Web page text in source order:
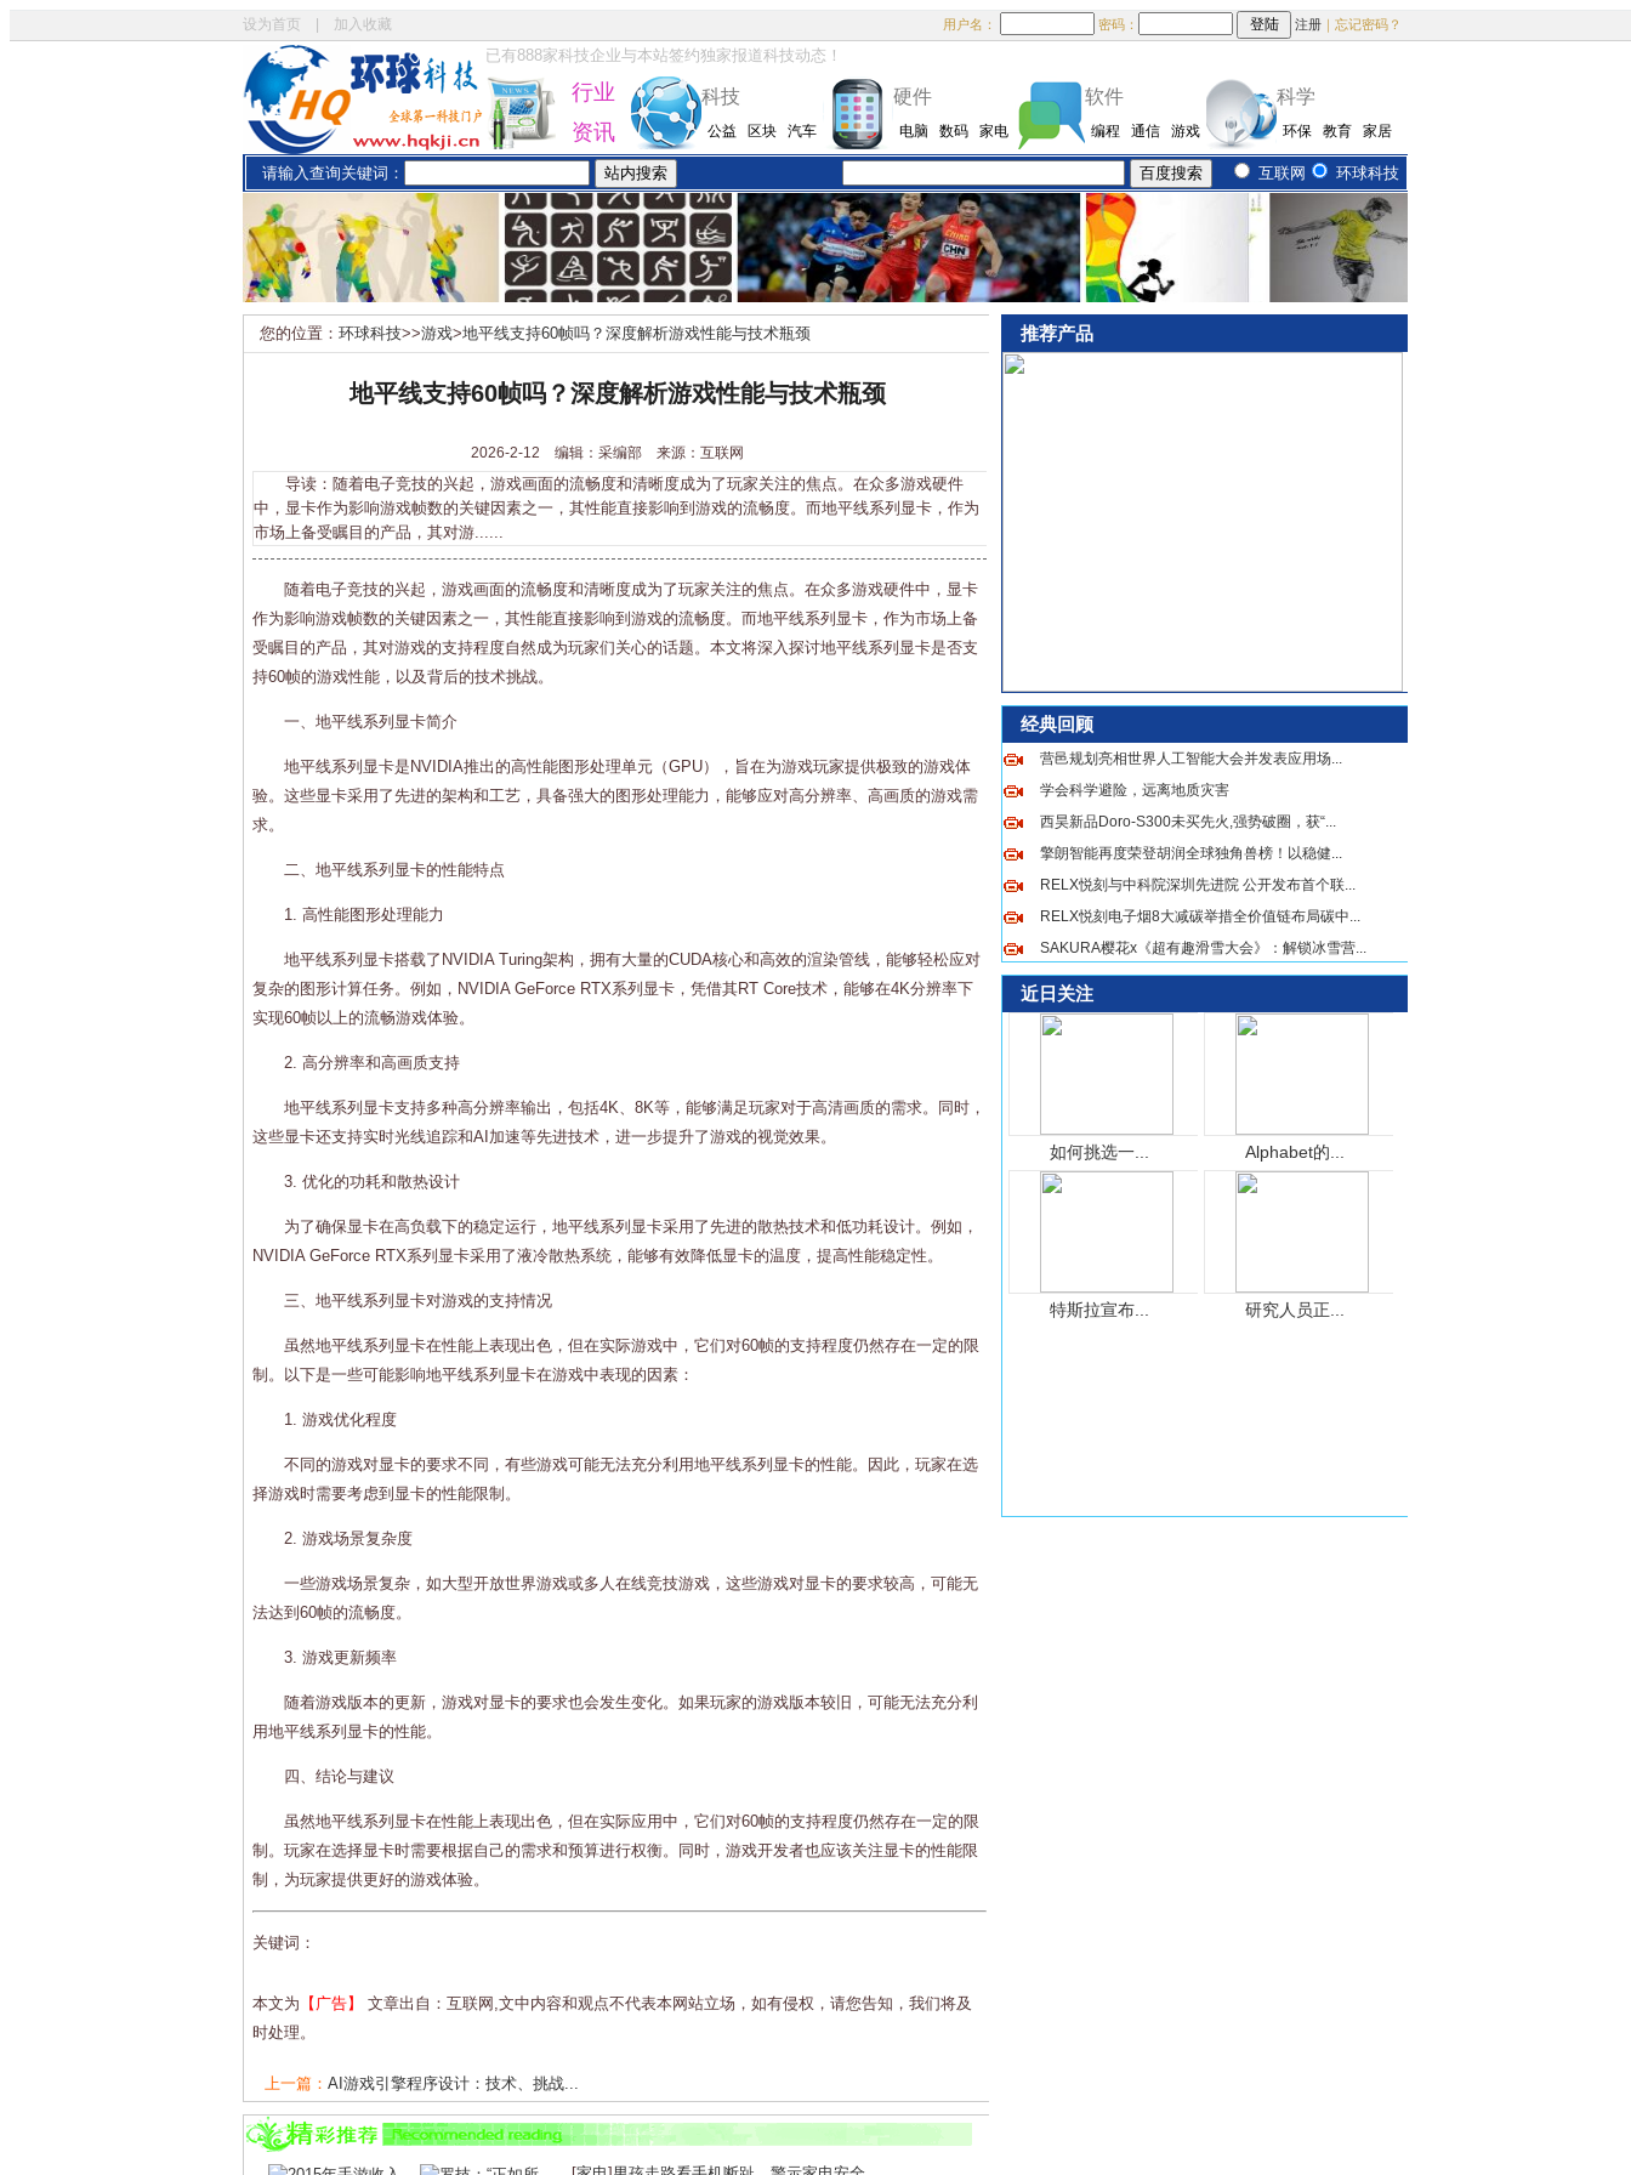
设为首页 加入收藏 用户名： 密码： 注册 ｜忘记密码？
已有888家科技企业与本站签约独家报道科技动态！
行业
资讯
科技
公益 区块 汽车
硬件
电脑 数码 家电
软件
编程 通信 游戏
科学
环保 教育 家居
请输入查询关键词： 互联网 环球科技
您的位置： 环球科技>>游戏>地平线支持60帧吗？深度解析游戏性能与技术瓶颈
地平线支持60帧吗？深度解析游戏性能与技术瓶颈
2026-2-12 编辑：采编部 来源：互联网
导读：随着电子竞技的兴起，游戏画面的流畅度和清晰度成为了玩家关注的焦点。在众多游戏硬件
中，显卡作为影响游戏帧数的关键因素之一，其性能直接影响到游戏的流畅度。而地平线系列显卡，作为
市场上备受瞩目的产品，其对游......
随着电子竞技的兴起，游戏画面的流畅度和清晰度成为了玩家关注的焦点。在众多游戏硬件中，显卡
作为影响游戏帧数的关键因素之一，其性能直接影响到游戏的流畅度。而地平线系列显卡，作为市场上备
受瞩目的产品，其对游戏的支持程度自然成为玩家们关心的话题。本文将深入探讨地平线系列显卡是否支
持60帧的游戏性能，以及背后的技术挑战。
一、地平线系列显卡简介
地平线系列显卡是NVIDIA推出的高性能图形处理单元（GPU），旨在为游戏玩家提供极致的游戏体
验。这些显卡采用了先进的架构和工艺，具备强大的图形处理能力，能够应对高分辨率、高画质的游戏需
求。
二、地平线系列显卡的性能特点
1. 高性能图形处理能力
地平线系列显卡搭载了NVIDIA Turing架构，拥有大量的CUDA核心和高效的渲染管线，能够轻松应对
复杂的图形计算任务。例如，NVIDIA GeForce RTX系列显卡，凭借其RT Core技术，能够在4K分辨率下
实现60帧以上的流畅游戏体验。
2. 高分辨率和高画质支持
地平线系列显卡支持多种高分辨率输出，包括4K、8K等，能够满足玩家对于高清画质的需求。同时，
这些显卡还支持实时光线追踪和AI加速等先进技术，进一步提升了游戏的视觉效果。
3. 优化的功耗和散热设计
为了确保显卡在高负载下的稳定运行，地平线系列显卡采用了先进的散热技术和低功耗设计。例如，
NVIDIA GeForce RTX系列显卡采用了液冷散热系统，能够有效降低显卡的温度，提高性能稳定性。
三、地平线系列显卡对游戏的支持情况
虽然地平线系列显卡在性能上表现出色，但在实际游戏中，它们对60帧的支持程度仍然存在一定的限
制。以下是一些可能影响地平线系列显卡在游戏中表现的因素：
1. 游戏优化程度
不同的游戏对显卡的要求不同，有些游戏可能无法充分利用地平线系列显卡的性能。因此，玩家在选
择游戏时需要考虑到显卡的性能限制。
2. 游戏场景复杂度
一些游戏场景复杂，如大型开放世界游戏或多人在线竞技游戏，这些游戏对显卡的要求较高，可能无
法达到60帧的流畅度。
3. 游戏更新频率
随着游戏版本的更新，游戏对显卡的要求也会发生变化。如果玩家的游戏版本较旧，可能无法充分利
用地平线系列显卡的性能。
四、结论与建议
虽然地平线系列显卡在性能上表现出色，但在实际应用中，它们对60帧的支持程度仍然存在一定的限
制。玩家在选择显卡时需要根据自己的需求和预算进行权衡。同时，游戏开发者也应该关注显卡的性能限
制，为玩家提供更好的游戏体验。
关键词：
本文为 【广告】
文章出自：互联网,文中内容和观点不代表本网站立场，如有侵权，请您告知，我们将及
时处理。
上一篇： AI游戏引擎程序设计：技术、挑战...
下一篇：揭秘女神的贴身男密：揭秘娱乐圈...
推荐产品
经典回顾
营邑规划亮相世界人工智能大会并发表应用场...
学会科学避险，远离地质灾害
西昊新品Doro-S300未买先火,强势破圈，获“...
擎朗智能再度荣登胡润全球独角兽榜！以稳健...
RELX悦刻与中科院深圳先进院 公开发布首个联...
RELX悦刻电子烟8大减碳举措全价值链布局碳中...
SAKURA樱花x《超有趣滑雪大会》：解锁冰雪营...
近日关注
如何挑选一... Alphabet的...
特斯拉宣布... 研究人员正...